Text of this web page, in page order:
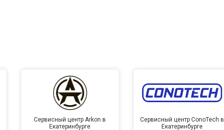
Сервисный центр Arkon в
Екатеринбурге
Сервисный центр ConoTech в
Екатеринбурге